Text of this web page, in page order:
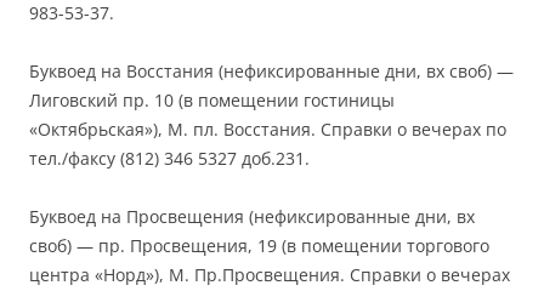
983-53-37.
Буквоед на Восстания (нефиксированные дни, вх своб) —
Лиговский пр. 10 (в помещении гостиницы
«Октябрьская»), М. пл. Восстания. Справки о вечерах по
тел./факсу (812) 346 5327 доб.231.
Буквоед на Просвещения (нефиксированные дни, вх
своб) — пр. Просвещения, 19 (в помещении торгового
центра «Норд»), М. Пр.Просвещения. Справки о вечерах